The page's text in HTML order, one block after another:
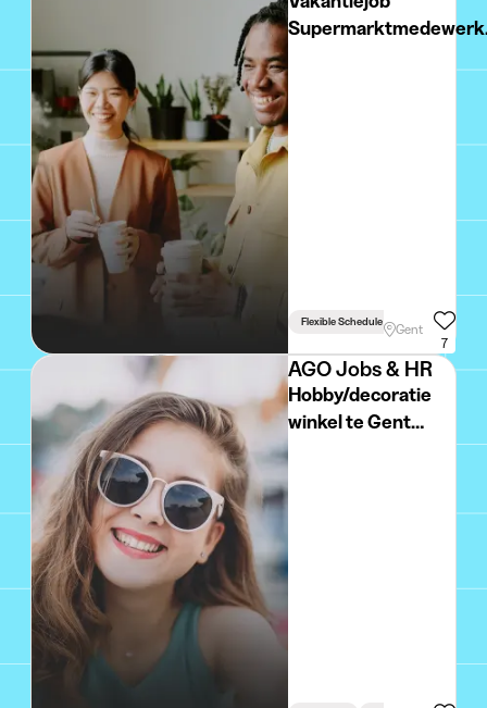
Flexible Schedule
Gent
7
AGO Jobs & HR
Hobby/decoratie
winkel te Gent